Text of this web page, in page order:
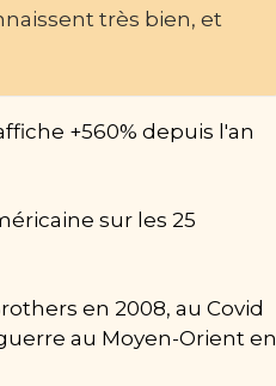
très bien, et
+560% depuis l'an
sur les 25
en 2008, au Covid
au Moyen-Orient en